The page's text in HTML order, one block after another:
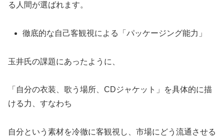
る人間が選ばれます。
徹底的な自己客観視による「パッケージング能力」
玉井氏の課題にあったように、
「自分の衣装、歌う場所、CDジャケット」を具体的に描
ける力、すなわち
自分という素材を冷徹に客観視し、市場にどう流通させる